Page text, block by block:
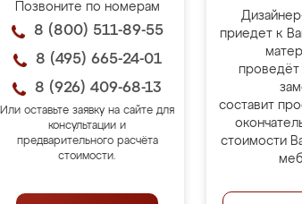
Позвоните по номерам
8 (800) 511-89-55
8 (495) 665-24-01
8 (926) 409-68-13
Или оставьте заявку на сайте для
консультации и
предварительного расчёта
стоимости.
приедет к
проведёт
составит
стоимости